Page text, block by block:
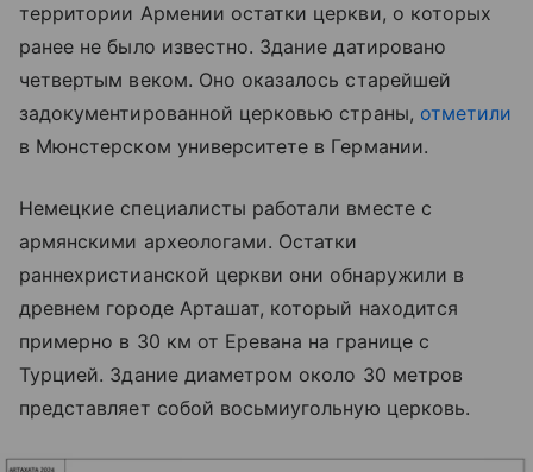
территории Армении остатки церкви, о которых
ранее не было известно. Здание датировано
четвертым веком. Оно оказалось старейшей
задокументированной церковью страны, отметили
в Мюнстерском университете в Германии.
Немецкие специалисты работали вместе с
армянскими археологами. Остатки
раннехристианской церкви они обнаружили в
древнем городе Арташат, который находится
примерно в 30 км от Еревана на границе с
Турцией. Здание диаметром около 30 метров
представляет собой восьмиугольную церковь.